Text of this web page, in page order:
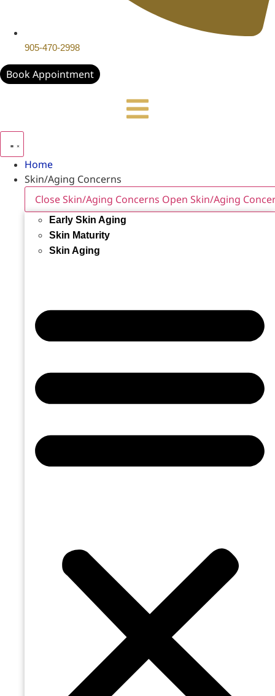
905-470-2998
Book Appointment
Home
Skin/Aging Concerns
Close Skin/Aging Concerns Open Skin/Aging
Early Skin Aging
Skin Maturity
Skin Aging